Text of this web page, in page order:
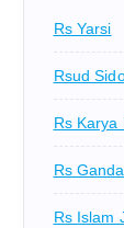
Rs Yarsi
Rsud
Rs Karya
Rs
Rs Islam